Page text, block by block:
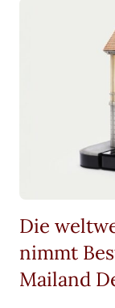
Die
nimmt
Mailand